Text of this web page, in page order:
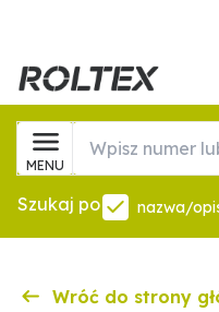
MENU
Szukaj po nazwa/
Wróć do strony